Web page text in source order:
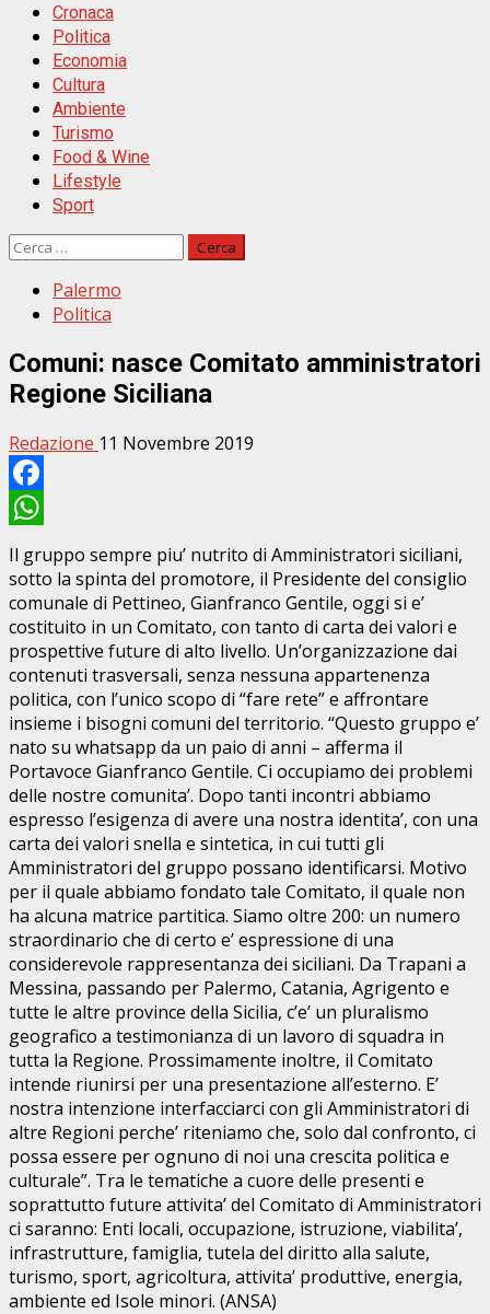
Cronaca
Politica
Economia
Cultura
Ambiente
Turismo
Food & Wine
Lifestyle
Sport
Ricerca
Palermo
Politica
Comuni: nasce Comitato amministratori
Regione Siciliana
Redazione 11 Novembre 2019
Facebook
WhatsApp
Il gruppo sempre piu’ nutrito di Amministratori siciliani,
sotto la spinta del promotore, il Presidente del consiglio
comunale di Pettineo, Gianfranco Gentile, oggi si e’
costituito in un Comitato, con tanto di carta dei valori e
prospettive future di alto livello. Un’organizzazione dai
contenuti trasversali, senza nessuna appartenenza
politica, con l’unico scopo di “fare rete” e affrontare
insieme i bisogni comuni del territorio. “Questo gruppo e’
nato su whatsapp da un paio di anni – afferma il
Portavoce Gianfranco Gentile. Ci occupiamo dei problemi
delle nostre comunita’. Dopo tanti incontri abbiamo
espresso l’esigenza di avere una nostra identita’, con una
carta dei valori snella e sintetica, in cui tutti gli
Amministratori del gruppo possano identificarsi. Motivo
per il quale abbiamo fondato tale Comitato, il quale non
ha alcuna matrice partitica. Siamo oltre 200: un numero
straordinario che di certo e’ espressione di una
considerevole rappresentanza dei siciliani. Da Trapani a
Messina, passando per Palermo, Catania, Agrigento e
tutte le altre province della Sicilia, c’e’ un pluralismo
geografico a testimonianza di un lavoro di squadra in
tutta la Regione. Prossimamente inoltre, il Comitato
intende riunirsi per una presentazione all’esterno. E’
nostra intenzione interfacciarci con gli Amministratori di
altre Regioni perche’ riteniamo che, solo dal confronto, ci
possa essere per ognuno di noi una crescita politica e
culturale”. Tra le tematiche a cuore delle presenti e
soprattutto future attivita’ del Comitato di Amministratori
ci saranno: Enti locali, occupazione, istruzione, viabilita’,
infrastrutture, famiglia, tutela del diritto alla salute,
turismo, sport, agricoltura, attivita’ produttive, energia,
ambiente ed Isole minori. (ANSA)